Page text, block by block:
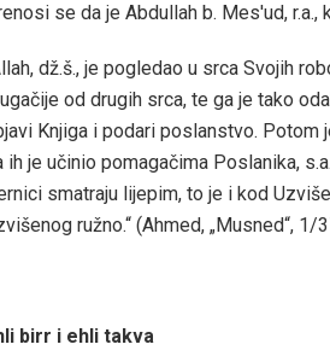
se da je Abdullah b. Mes'ud, r.a.,
dž.š., je pogledao u srca Svojih
od drugih srca, te ga je tako
Knjiga i podari poslanstvo. Potom
ih je učinio pomagačima Poslanika,
smatraju lijepim, to je i kod
ružno.“ (Ahmed, „Musned“, 1/
birr i ehli takva